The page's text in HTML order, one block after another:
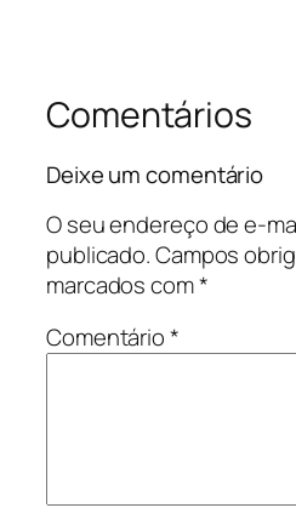
Comentários
Deixe um comentário
O seu endereço de e-
publicado.Campos
marcados com*
Comentário*